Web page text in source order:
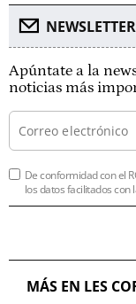
Apúntate a la
noticias más
De conformidad con el
los datos facilitados
MÁS EN LES